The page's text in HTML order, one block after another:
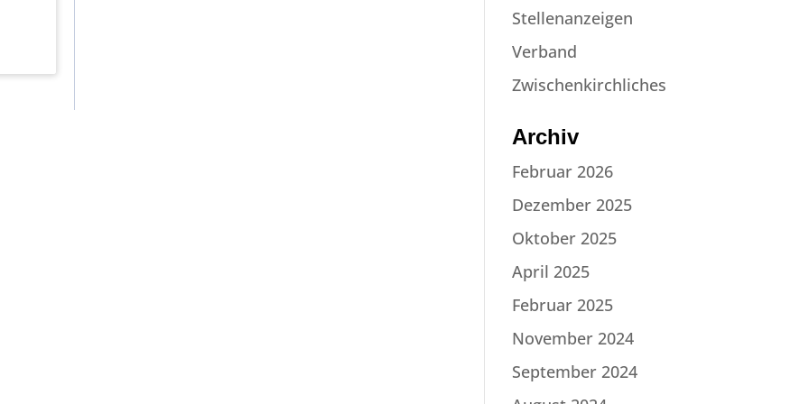
Stellenanzeigen
Verband
Zwischenkirchliches
Archiv
Februar 2026
Dezember 2025
Oktober 2025
April 2025
Februar 2025
November 2024
September 2024